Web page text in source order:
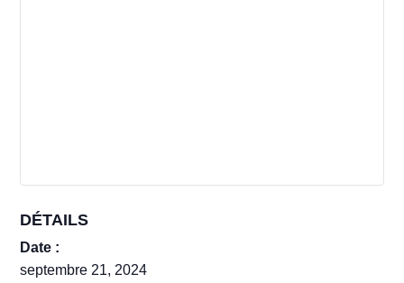
DÉTAILS
Date :
septembre 21, 2024